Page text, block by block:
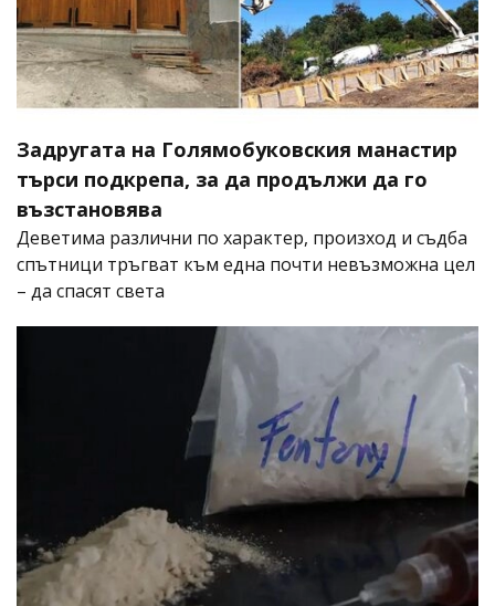
Задругата на Голямобуковския манастир
търси подкрепа, за да продължи да го
възстановява
Деветима различни по характер, произход и съдба
спътници тръгват към една почти невъзможна цел
– да спасят света